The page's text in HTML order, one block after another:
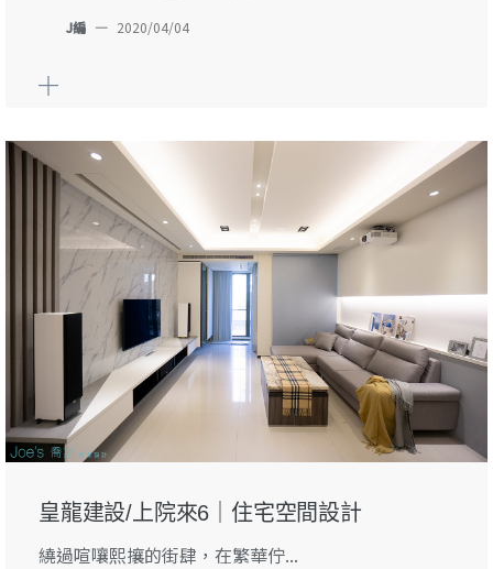
J編 — 2020/04/04
皇龍建設/上院來6｜住宅空間設計
繞過喧嚷熙攘的街肆，在繁華佇...